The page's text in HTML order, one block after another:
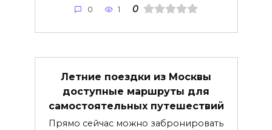
0 1 0
Летние поездки из Москвы
доступные маршруты для
самостоятельных путешествий
Прямо сейчас можно забронировать